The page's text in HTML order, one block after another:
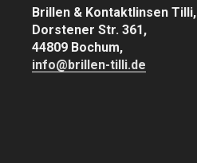
Brillen & Kontaktlinsen Tilli,
Dorstener Str. 361,
44809 Bochum,
info@brillen-tilli.de